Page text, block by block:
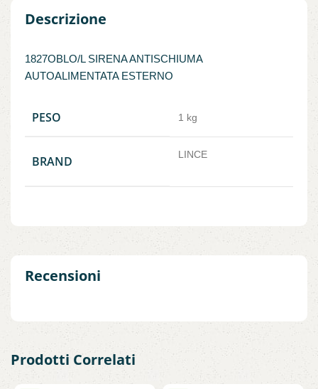
Descrizione
1827OBLO/L SIRENA ANTISCHIUMA
AUTOALIMENTATA ESTERNO
PESO 1 kg
BRAND LINCE
Recensioni
Prodotti Correlati